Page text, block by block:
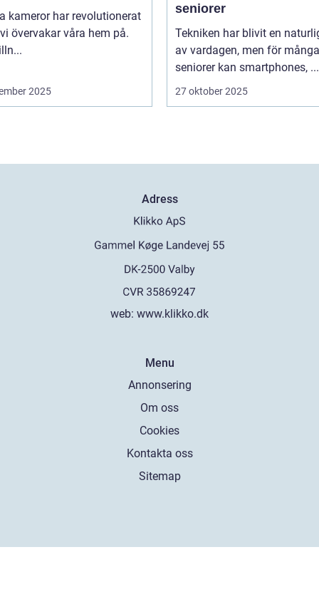
kameror har revolutionerat
övervakar våra hem på.
2025
seniorer
Tekniken har blivit en
av vardagen, men för många
seniorer kan smartphones, ...
27 oktober 2025
Adress
web: www.klikko.dk
Menu
Annonsering
Om oss
Cookies
Kontakta oss
Sitemap